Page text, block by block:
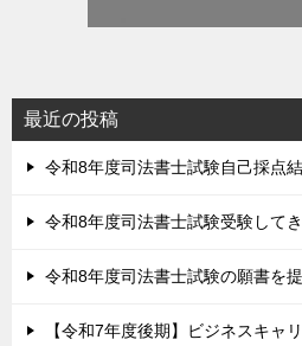
最近の投稿
令和8年度司法書士試験自己採点
令和8年度司法書士試験受験して
令和8年度司法書士試験の願書を
【令和7年度後期】ビジネスキャ